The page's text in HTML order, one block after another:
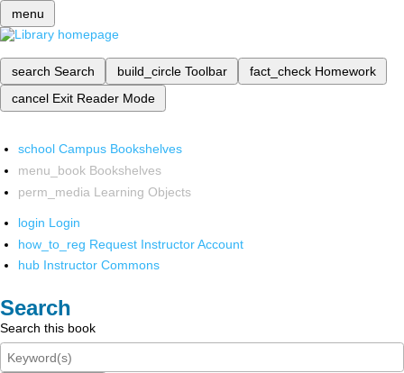
menu
search Search build_circle Toolbar fact_check Homework
cancel Exit Reader Mode
school Campus Bookshelves
menu_book Bookshelves
perm_media Learning Objects
login Login
how_to_reg Request Instructor Account
hub Instructor Commons
Search
Search this book